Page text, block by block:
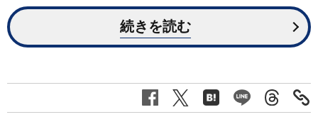
続きを読む